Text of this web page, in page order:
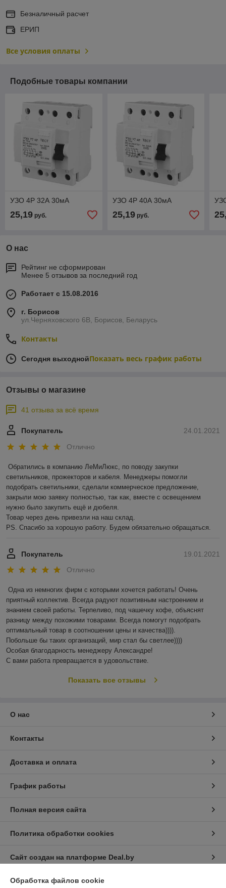
Безналичный расчет
ЕРИП
Все условия оплаты
Подобные товары компании
УЗО 4Р 32А 30мА
25,19 руб.
УЗО 4Р 40А 30мА
25,19руб.
О нас
Рейтинг не сформирован
Менее 5 отзывов за последний год
Работает с 15.08.2016
г. Борисов
ул.Черняховского 6В, Борисов, Беларусь
Контакты
Сегодня выходнойПоказать весь график работы
Отзывы о магазине
41 отзыва за всё время
24.01.2021
Покупатель
Отлично
Обратились в компанию ЛеМиЛюкс, по поводу закупки
светильников, прожекторов и кабеля. Менеджеры помогли
подобрать светильники, сделали коммерческое предложение,
закрыли мою заявку полностью, так как, вместе с освещением
нужно было закупить ещё и дюбеля.
Товар через день привезли на наш склад.
PS. Спасибо за хорошую работу. Будем обязательно обращаться.
19.01.2021
Покупатель
Отлично
Одна из немногих фирм с которыми хочется работать! Очень
приятный коллектив. Всегда радуют позитивным настроением и
знанием своей работы. Терпеливо, под чашечку кофе, объяснят
разницу между похожими товарами. Всегда помогут подобрать
оптимальный товар в соотношении цены и качества)))).
Побольше бы таких организаций, мир стал бы светлее))))
Особая благодарность менеджеру Александре!
С вами работа превращается в удовольствие.
Показать все отзывы
О нас
Контакты
Доставка и оплата
График работы
Полная версия сайта
Политика обработки cookies
Сайт создан на платформе Deal.by
Обработка файлов cookie